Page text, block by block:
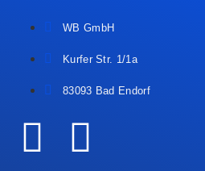
WB GmbH
Kurfer Str. 1/1a
83093 Bad Endorf